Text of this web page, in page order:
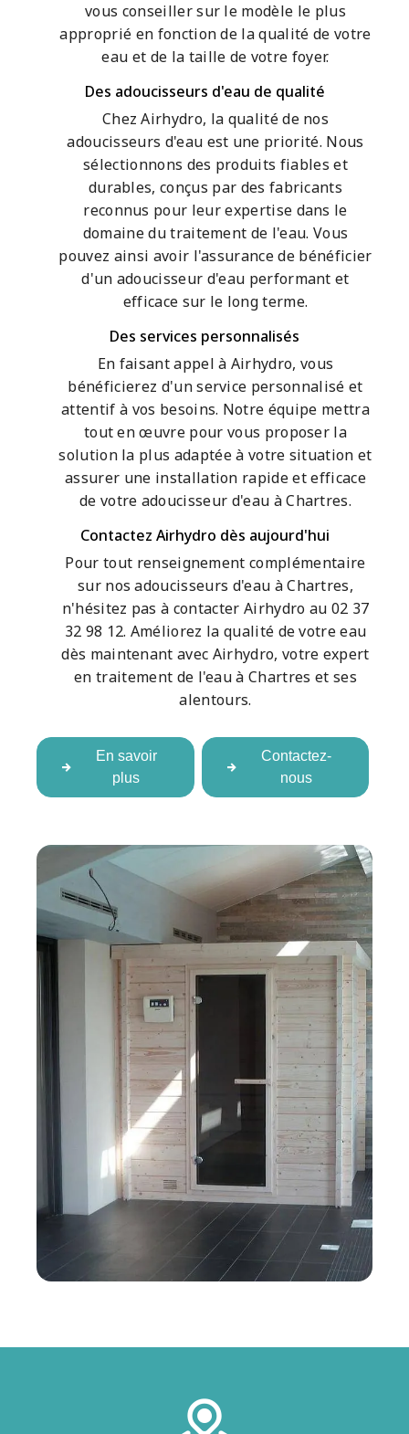
vous conseiller sur le modèle le plus
approprié en fonction de la qualité de votre
eau et de la taille de votre foyer.
Des adoucisseurs d'eau de qualité
Chez Airhydro, la qualité de nos
adoucisseurs d'eau est une priorité. Nous
sélectionnons des produits fiables et
durables, conçus par des fabricants
reconnus pour leur expertise dans le
domaine du traitement de l'eau. Vous
pouvez ainsi avoir l'assurance de bénéficier
d'un adoucisseur d'eau performant et
efficace sur le long terme.
Des services personnalisés
En faisant appel à Airhydro, vous
bénéficierez d'un service personnalisé et
attentif à vos besoins. Notre équipe mettra
tout en œuvre pour vous proposer la
solution la plus adaptée à votre situation et
assurer une installation rapide et efficace
de votre adoucisseur d'eau à Chartres.
Contactez Airhydro dès aujourd'hui
Pour tout renseignement complémentaire
sur nos adoucisseurs d'eau à Chartres,
n'hésitez pas à contacter Airhydro au 02 37
32 98 12. Améliorez la qualité de votre eau
dès maintenant avec Airhydro, votre expert
en traitement de l'eau à Chartres et ses
alentours.
En savoir
plus
Contactez-
nous